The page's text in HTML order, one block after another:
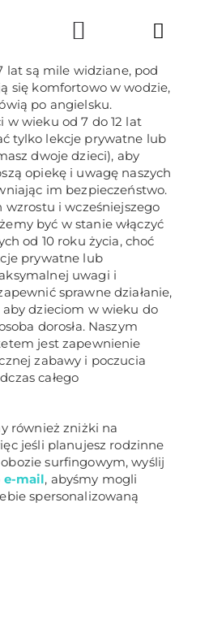
O NAS
lat są mile widziane, pod
się komfortowo w wodzie,
po angielsku.
w wieku od 7 do 12 lat
tylko lekcje prywatne lub
dwoje dzieci), aby
opiekę i uwagę naszych
im bezpieczeństwo.
wzrostu i wcześniejszego
być w stanie włączyć
od 10 roku życia, choć
prywatne lub
uwagi i
sprawne działanie,
dzieciom w wieku do
dorosła. Naszym
jest zapewnienie
zabawy i poczucia
całego
również zniżki na
jeśli planujesz rodzinne
surfingowym, wyślij
e-mail, abyśmy mogli
spersonalizowaną